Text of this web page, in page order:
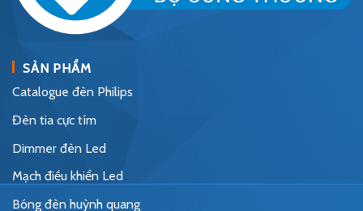
SẢN PHẨM
Catalogue đèn Philips
Đèn tia cực tím
Dimmer đèn Led
Mạch điều khiển Led
Bóng đèn huỳnh quang